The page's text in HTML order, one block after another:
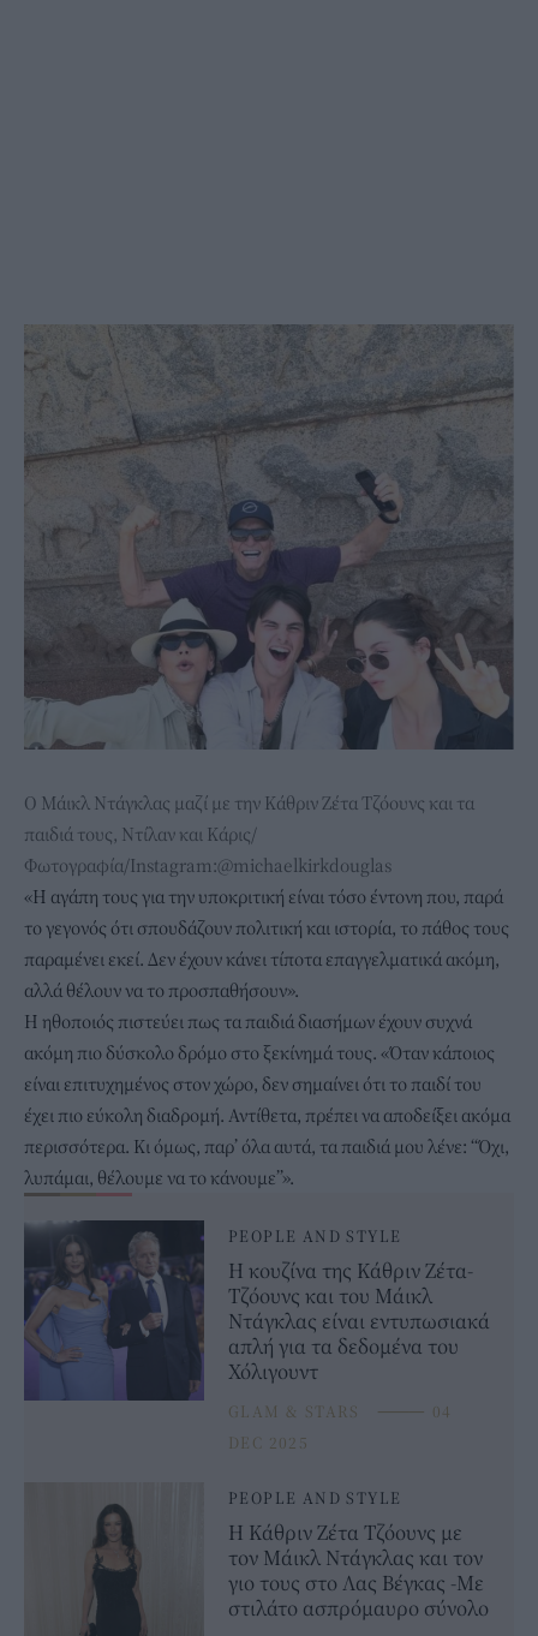
Ο Μάικλ Ντάγκλας μαζί με την Κάθριν Ζέτα Τζόουνς και τα
παιδιά τους, Ντίλαν και Κάρις/
Φωτογραφία/Instagram:@michaelkirkdouglas
«Η αγάπη τους για την υποκριτική είναι τόσο έντονη που, παρά
το γεγονός ότι σπουδάζουν πολιτική και ιστορία, το πάθος τους
παραμένει εκεί. Δεν έχουν κάνει τίποτα επαγγελματικά ακόμη,
αλλά θέλουν να το προσπαθήσουν».
Η ηθοποιός πιστεύει πως τα παιδιά διασήμων έχουν συχνά
ακόμη πιο δύσκολο δρόμο στο ξεκίνημά τους. «Όταν κάποιος
είναι επιτυχημένος στον χώρο, δεν σημαίνει ότι το παιδί του
έχει πιο εύκολη διαδρομή. Αντίθετα, πρέπει να αποδείξει ακόμα
περισσότερα. Κι όμως, παρ’ όλα αυτά, τα παιδιά μου λένε: “Όχι,
λυπάμαι, θέλουμε να το κάνουμε”».
PEOPLE AND STYLE
Η κουζίνα της Κάθριν Ζέτα-
Τζόουνς και του Μάικλ
Ντάγκλας είναι εντυπωσιακά
απλή για τα δεδομένα του
Χόλιγουντ
GLAM & STARS ⸻ 04
DEC 2025
PEOPLE AND STYLE
Η Κάθριν Ζέτα Τζόουνς με
τον Μάικλ Ντάγκλας και τον
γιο τους στο Λας Βέγκας -Με
στιλάτο ασπρόμαυρο σύνολο